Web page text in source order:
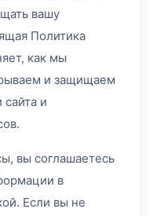
вашу
Политика
как мы
и защищаем
и
вы соглашаетесь
в
Если вы не